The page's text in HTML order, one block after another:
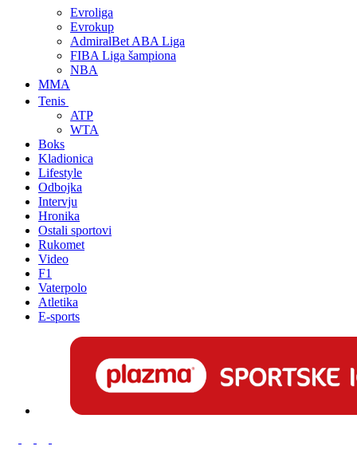
Evroliga
Evrokup
AdmiralBet ABA Liga
FIBA Liga šampiona
NBA
MMA
Tenis
ATP
WTA
Boks
Kladionica
Lifestyle
Odbojka
Intervju
Hronika
Ostali sportovi
Rukomet
Video
F1
Vaterpolo
Atletika
E-sports